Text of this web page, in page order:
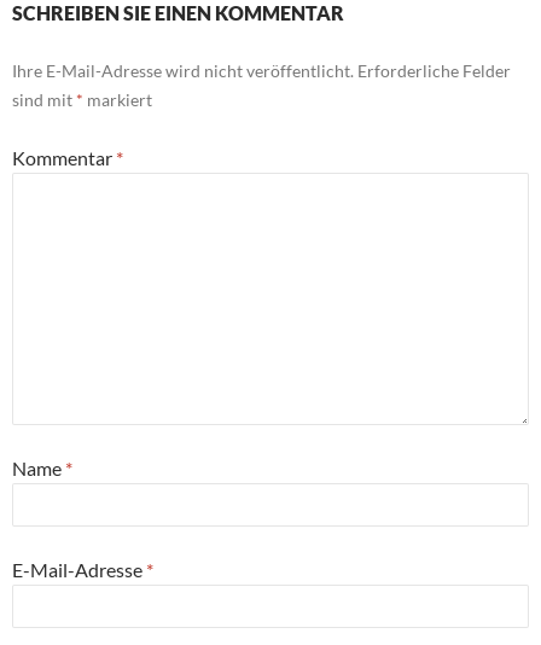
SCHREIBEN SIE EINEN KOMMENTAR
Ihre E-Mail-Adresse wird nicht veröffentlicht. Erforderliche Felder
sind mit * markiert
Kommentar *
Name *
E-Mail-Adresse *